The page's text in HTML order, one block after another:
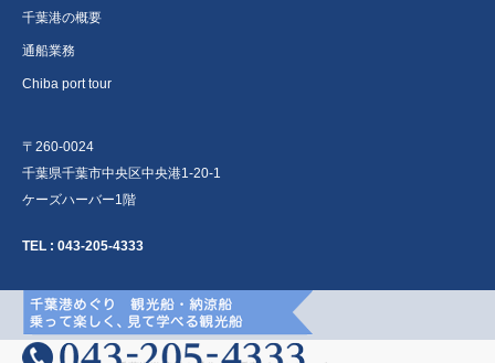
千葉港の概要
通船業務
Chiba port tour
〒260-0024
千葉県千葉市中央区中央港1-20-1
ケーズハーバー1階
TEL : 043-205-4333